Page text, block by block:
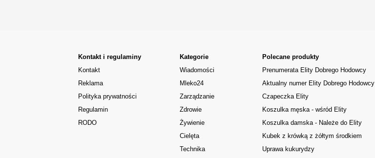
Kontakt i regulaminy
Kontakt
Reklama
Polityka prywatności
Regulamin
RODO
Kategorie
Wiadomości
Mleko24
Zarządzanie
Zdrowie
Żywienie
Cielęta
Technika
Polecane produkty
Prenumerata Elity Dobrego Hodowcy
Aktualny numer Elity Dobrego Hodowcy
Czapeczka Elity
Koszulka męska - wśród Elity
Koszulka damska - Należe do Elity
Kubek z krówką z żółtym środkiem
Uprawa kukurydzy